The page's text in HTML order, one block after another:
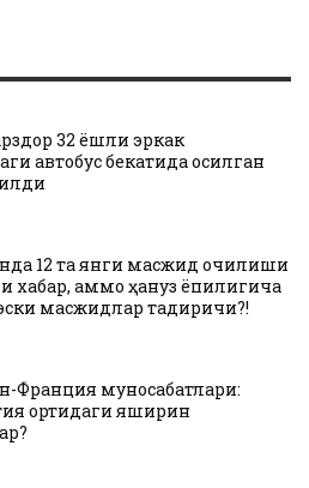
32 ёшли эркак
автобус бекатида осилган
12 та янги масжид очилиши
хабар, аммо ҳануз ёпиқлигича
масжидлар тақдиричи?!
Франция муносабатлари:
ортидаги яширин